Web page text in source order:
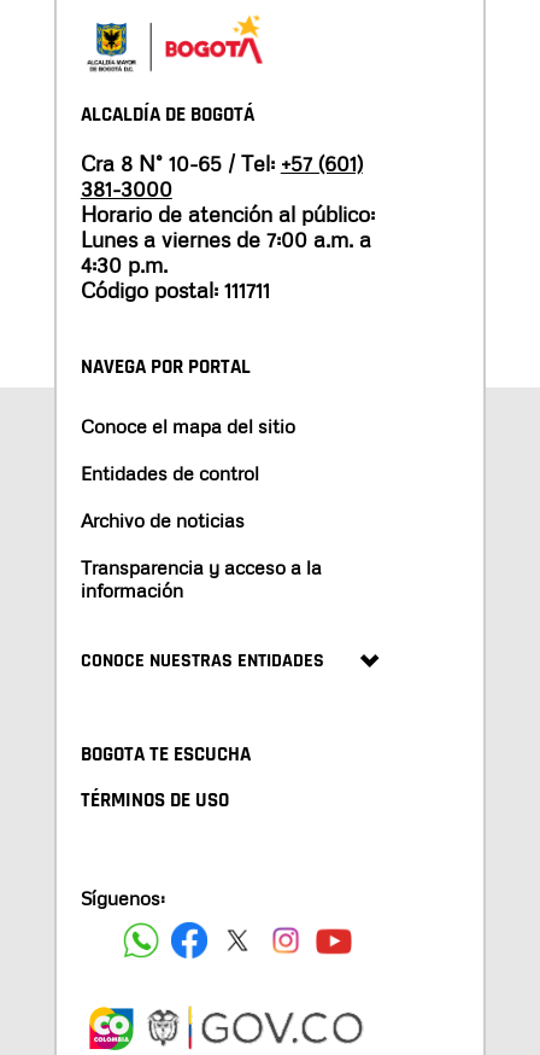
ALCALDÍA DE BOGOTÁ
Cra 8 N° 10-65 / Tel: +57 (601)
381-3000
Horario de atención al público:
Lunes a viernes de 7:00 a.m. a
4:30 p.m.
Código postal: 111711
NAVEGA POR PORTAL
Conoce el mapa del sitio
Entidades de control
Archivo de noticias
Transparencia y acceso a la
información
CONOCE NUESTRAS ENTIDADES
BOGOTA TE ESCUCHA
TÉRMINOS DE USO
Síguenos: